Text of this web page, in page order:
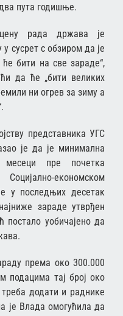
пута годишње.
рада држава је
сусрет с обзиром да је
бити на све зараде“,
да ће „бити великих
ни огрев за зиму а
представника УГС
је да је минимална
месеци пре почетка
економском
у последњих десетак
зараде утврђен
постало уобичајено да
према око 300.000
подацима тај број око
додати и раднике
је Влада омогућила да